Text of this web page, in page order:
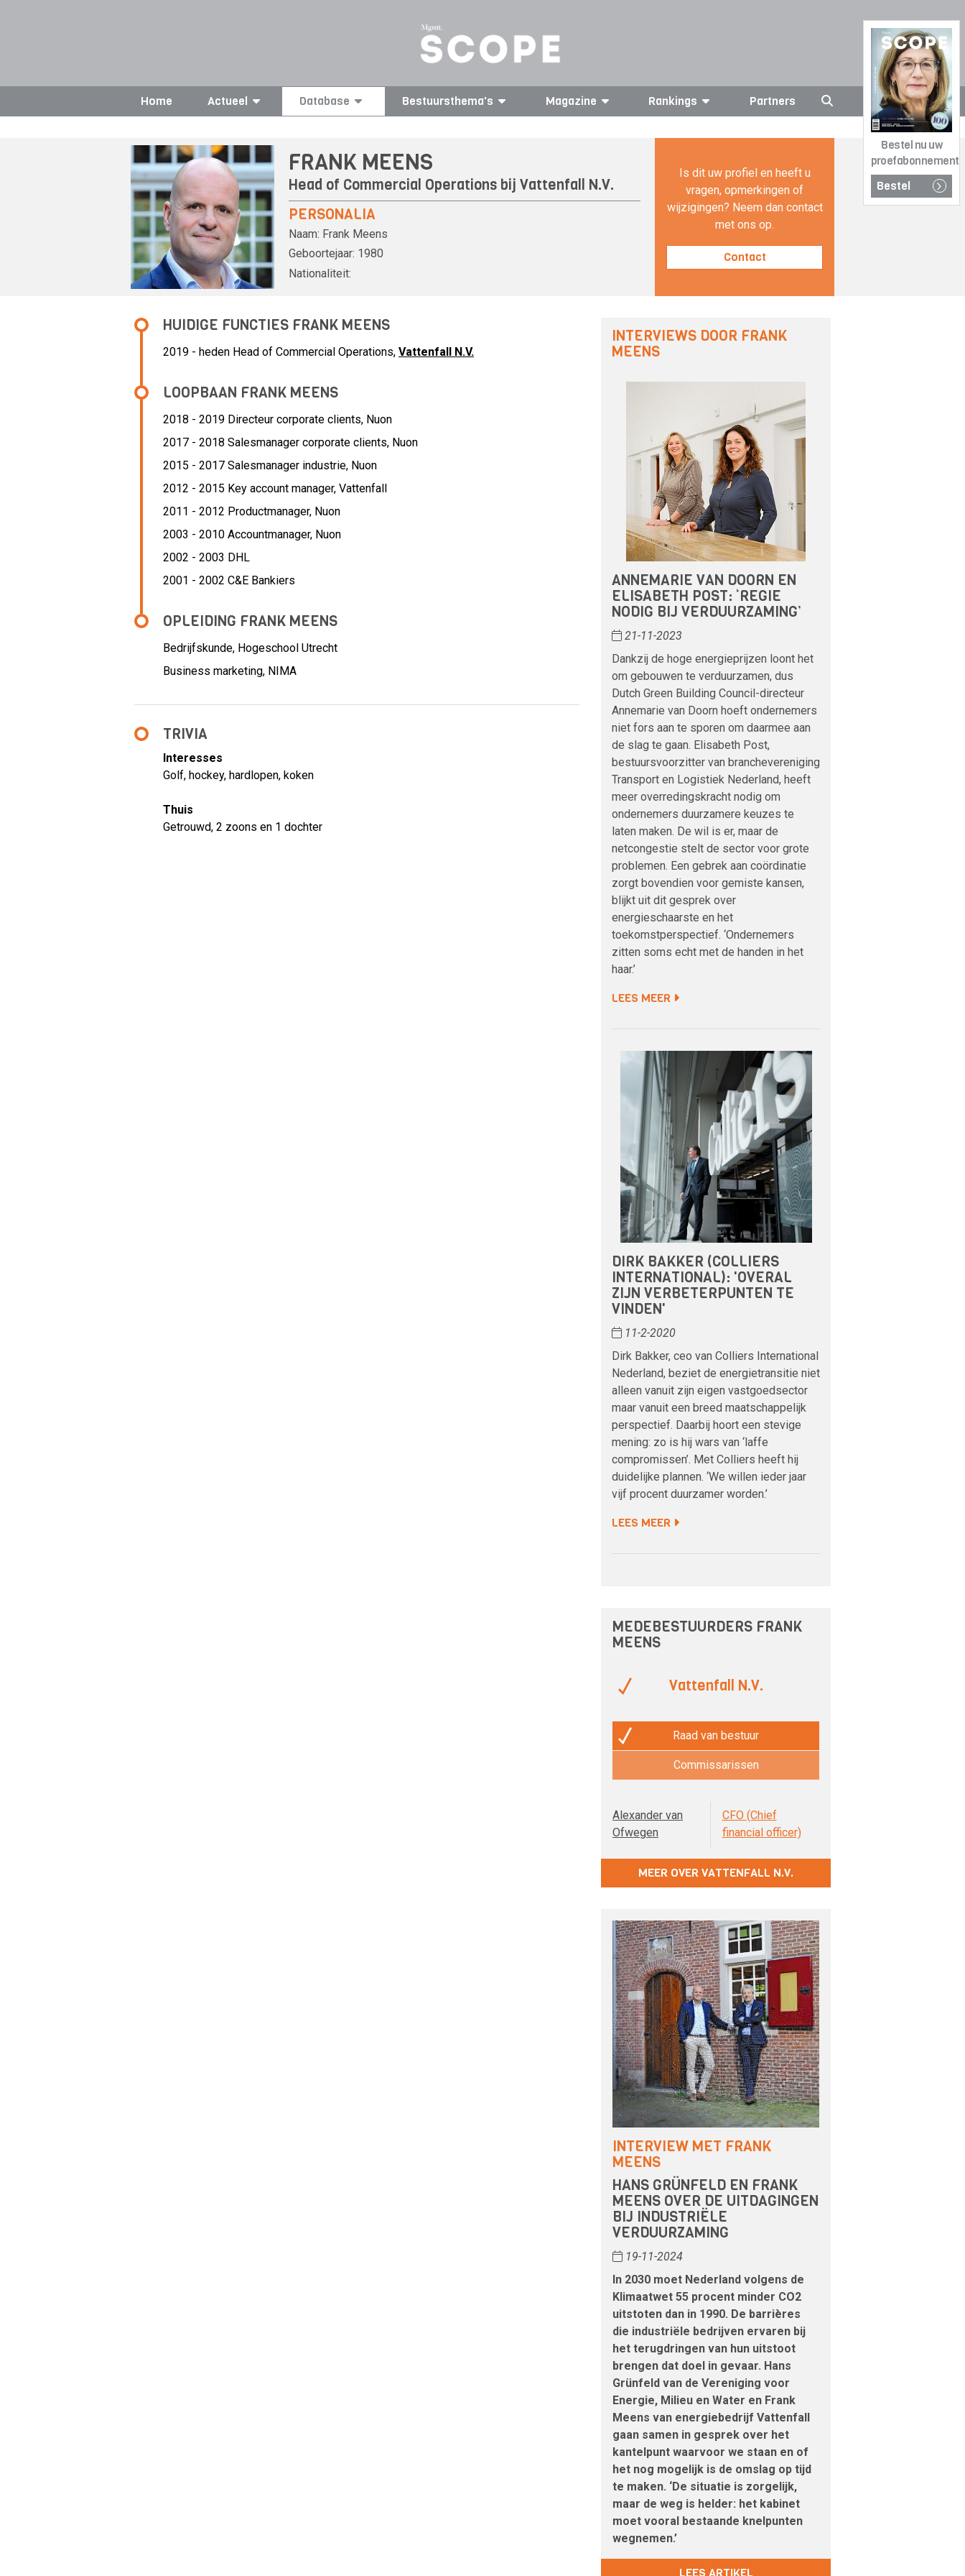
Bestel nu uw
proefabonnement
Bestel
Home Actueel Database Bestuursthema's Magazine Rankings Partners
FRANK MEENS
Head of Commercial Operations bij Vattenfall N.V.
PERSONALIA
Naam: Frank Meens
Geboortejaar: 1980
Nationaliteit:
Is dit uw profiel en heeft u
vragen, opmerkingen of
wijzigingen? Neem dan contact
met ons op.
Contact
HUIDIGE FUNCTIES FRANK MEENS
2019 - heden Head of Commercial Operations, Vattenfall N.V.
LOOPBAAN FRANK MEENS
2018 - 2019 Directeur corporate clients, Nuon
2017 - 2018 Salesmanager corporate clients, Nuon
2015 - 2017 Salesmanager industrie, Nuon
2012 - 2015 Key account manager, Vattenfall
2011 - 2012 Productmanager, Nuon
2003 - 2010 Accountmanager, Nuon
2002 - 2003 DHL
2001 - 2002 C&E Bankiers
OPLEIDING FRANK MEENS
Bedrijfskunde, Hogeschool Utrecht
Business marketing, NIMA
TRIVIA
Interesses
Golf, hockey, hardlopen, koken
Thuis
Getrouwd, 2 zoons en 1 dochter
INTERVIEWS DOOR FRANK
MEENS
ANNEMARIE VAN DOORN EN
ELISABETH POST: ‘REGIE
NODIG BIJ VERDUURZAMING’
21-11-2023
Dankzij de hoge energieprijzen loont het
om gebouwen te verduurzamen, dus
Dutch Green Building Council-directeur
Annemarie van Doorn hoeft ondernemers
niet fors aan te sporen om daarmee aan
de slag te gaan. Elisabeth Post,
bestuursvoorzitter van branchevereniging
Transport en Logistiek Nederland, heeft
meer overredingskracht nodig om
ondernemers duurzamere keuzes te
laten maken. De wil is er, maar de
netcongestie stelt de sector voor grote
problemen. Een gebrek aan coördinatie
zorgt bovendien voor gemiste kansen,
blijkt uit dit gesprek over
energieschaarste en het
toekomstperspectief. ‘Ondernemers
zitten soms echt met de handen in het
haar.’
LEES MEER
DIRK BAKKER (COLLIERS
INTERNATIONAL): 'OVERAL
ZIJN VERBETERPUNTEN TE
VINDEN'
11-2-2020
Dirk Bakker, ceo van Colliers International
Nederland, beziet de energietransitie niet
alleen vanuit zijn eigen vastgoedsector
maar vanuit een breed maatschappelijk
perspectief. Daarbij hoort een stevige
mening: zo is hij wars van ‘laffe
compromissen’. Met Colliers heeft hij
duidelijke plannen. ‘We willen ieder jaar
vijf procent duurzamer worden.’
LEES MEER
MEDEBESTUURDERS FRANK
MEENS
Vattenfall N.V.
Raad van bestuur
Commissarissen
Alexander van
Ofwegen
CFO (Chief
financial officer)
MEER OVER VATTENFALL N.V.
INTERVIEW MET FRANK
MEENS
HANS GRÜNFELD EN FRANK
MEENS OVER DE UITDAGINGEN
BIJ INDUSTRIËLE
VERDUURZAMING
19-11-2024
In 2030 moet Nederland volgens de
Klimaatwet 55 procent minder CO2
uitstoten dan in 1990. De barrières
die industriële bedrijven ervaren bij
het terugdringen van hun uitstoot
brengen dat doel in gevaar. Hans
Grünfeld van de Vereniging voor
Energie, Milieu en Water en Frank
Meens van energiebedrijf Vattenfall
gaan samen in gesprek over het
kantelpunt waarvoor we staan en of
het nog mogelijk is de omslag op tijd
te maken. ‘De situatie is zorgelijk,
maar de weg is helder: het kabinet
moet vooral bestaande knelpunten
wegnemen.’
LEES ARTIKEL